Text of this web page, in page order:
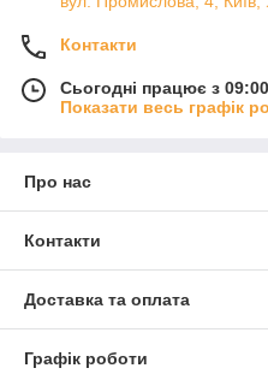
Контакти
Сьогодні працює з
Показати весь графік
Про нас
Контакти
Доставка та оплата
Графік роботи